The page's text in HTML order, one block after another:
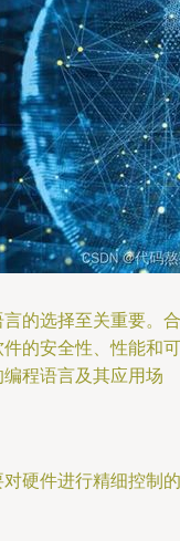
的选择至关重要。合
的安全性、性能和可
程语言及其应用场
硬件进行精细控制的